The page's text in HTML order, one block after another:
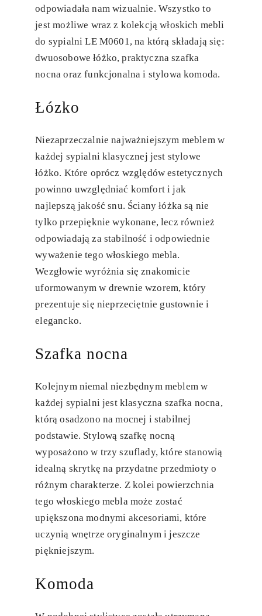
odpowiadała nam wizualnie. Wszystko to
jest możliwe wraz z kolekcją włoskich mebli
do sypialni LE M0601, na którą składają się:
dwuosobowe łóżko, praktyczna szafka
nocna oraz funkcjonalna i stylowa komoda.
Łózko
Niezaprzeczalnie najważniejszym meblem w
każdej sypialni klasycznej jest stylowe
łóżko. Które oprócz względów estetycznych
powinno uwzględniać komfort i jak
najlepszą jakość snu. Ściany łóżka są nie
tylko przepięknie wykonane, lecz również
odpowiadają za stabilność i odpowiednie
wyważenie tego włoskiego mebla.
Wezgłowie wyróżnia się znakomicie
uformowanym w drewnie wzorem, który
prezentuje się nieprzeciętnie gustownie i
elegancko.
Szafka nocna
Kolejnym niemal niezbędnym meblem w
każdej sypialni jest klasyczna szafka nocna,
którą osadzono na mocnej i stabilnej
podstawie. Stylową szafkę nocną
wyposażono w trzy szuflady, które stanowią
idealną skrytkę na przydatne przedmioty o
różnym charakterze. Z kolei powierzchnia
tego włoskiego mebla może zostać
upiększona modnymi akcesoriami, które
uczynią wnętrze oryginalnym i jeszcze
piękniejszym.
Komoda